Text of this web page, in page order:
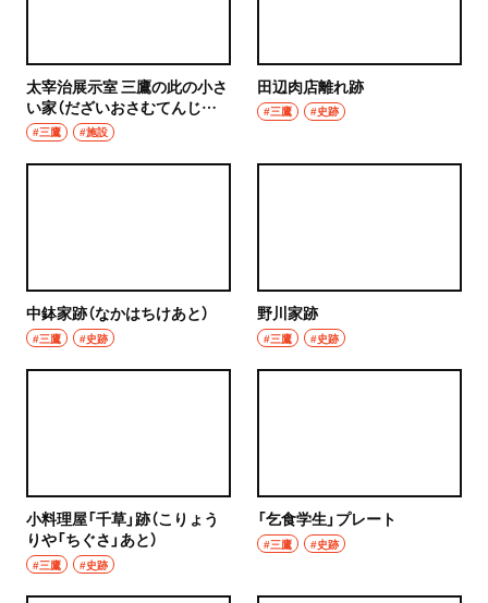
太宰治展示室 三鷹の此の小さ
い家（だざいおさむてんじし
つ みたかのこのちいさいい
え）
#三鷹 #施設
田辺肉店離れ跡
#三鷹 #史跡
中鉢家跡（なかはちけあと）
#三鷹 #史跡
野川家跡
#三鷹 #史跡
小料理屋「千草」跡（こりょう
りや「ちぐさ」あと）
#三鷹 #史跡
「乞食学生」プレート
#三鷹 #史跡